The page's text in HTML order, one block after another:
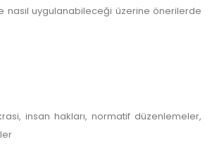
nasıl uygulanabileceği üzerine önerilerde
insan hakları, normatif düzenlemeler,